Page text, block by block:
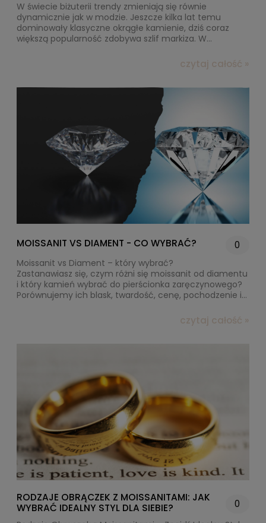
W świecie biżuterii trendy zmieniają się równie
dynamicznie jak w modzie. Jeszcze kilka lat temu
dominowały klasyczne okrągłe kamienie, dziś coraz
większą popularność zdobywa szlif markiza. W
duet, który zachwyca blaskiem, elegancją i
nowoczesnym charakterem. Dlaczego właśnie ten szlif
i komu będzie pasował najlepiej? Oto wszystko, co
warto wiedzieć o moissanicie w szlifie markiza.
czytaj całość »
MOISSANIT VS DIAMENT - CO WYBRAĆ? 0
Moissanit vs Diament – który wybrać?
Zastanawiasz się, czym różni się moissanit od diamentu
i który kamień wybrać do pierścionka zaręczynowego?
Porównujemy ich blask, twardość, cenę, pochodzenie i
postawić na nowoczesną, etyczną alternatywę? A
może rozwiązaniem są diamenty laboratoryjne?
czytaj całość »
RODZAJE OBRĄCZEK Z MOISSANITAMI: JAK
WYBRAĆ IDEALNY STYL DLA SIEBIE?
0